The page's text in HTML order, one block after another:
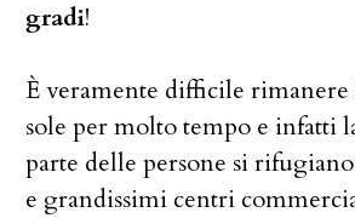
gradi!
È veramente difficile
sole per molto tempo e infatti
parte delle persone si
e grandissimi centri